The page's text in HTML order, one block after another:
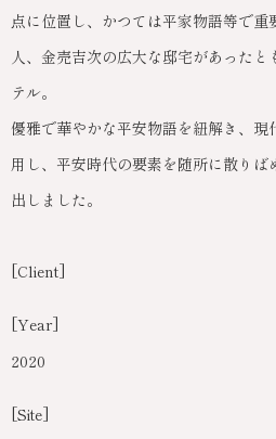
[Client]
[Year]
2020
[Site]
点に位置し、かつては平家物語等で
人、金売吉次の広大な邸宅があった
テル。
優雅で華やかな平安物語を紐解き、
用し、平安時代の要素を随所に散り
出しました。